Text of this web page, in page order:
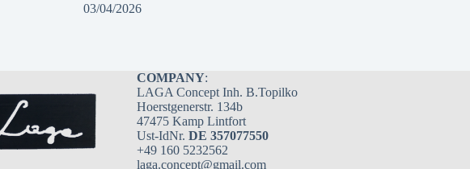
03/04/2026
COMPANY:
LAGA Concept Inh. B.Topilko
Hoerstgenerstr. 134b
47475 Kamp Lintfort
Ust-IdNr.DE 357077550
+49 160 5232562
laga.concept@gmail.com